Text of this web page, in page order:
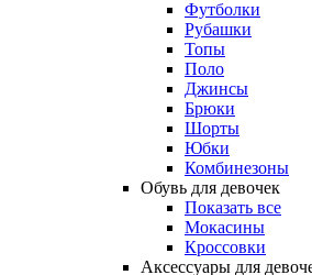
Футболки
Рубашки
Топы
Поло
Джинсы
Брюки
Шорты
Юбки
Комбинезоны
Обувь для девочек
Показать все
Мокасины
Кроссовки
Аксессуары для